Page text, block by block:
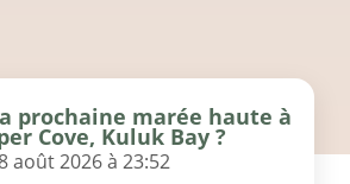
prochaine marée haute à
Cove, Kuluk Bay ?
8 août 2026 à 23:52